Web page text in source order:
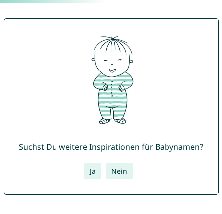
Suchst Du weitere Inspirationen für Babynamen?
Ja Nein